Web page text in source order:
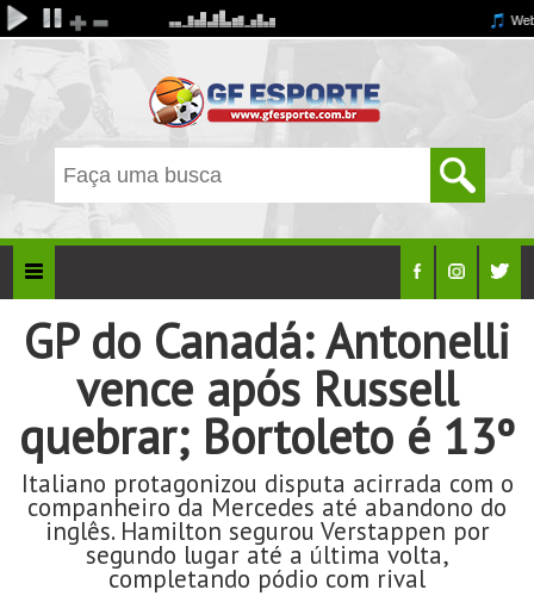
GP do Canadá: Antonelli
vence após Russell
quebrar; Bortoleto é 13º
Italiano protagonizou disputa acirrada com o
companheiro da Mercedes até abandono do
inglês. Hamilton segurou Verstappen por
segundo lugar até a última volta,
completando pódio com rival